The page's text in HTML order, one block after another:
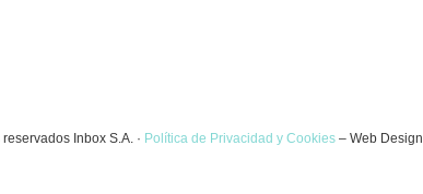
Inbox S.A. · Política de Privacidad y Cookies– Web Design